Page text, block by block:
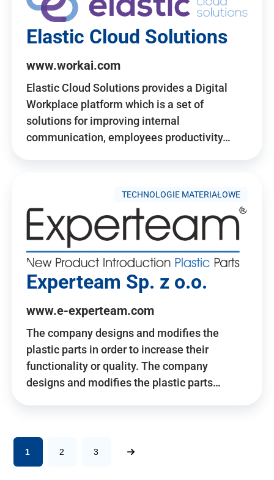
Elastic Cloud Solutions
www.workai.com
Elastic Cloud Solutions provides a Digital
Workplace platform which is a set of
solutions for improving internal
communication, employees productivity…
TECHNOLOGIE MATERIAŁOWE
Experteam Sp. z o.o.
www.e-experteam.com
The company designs and modifies the
plastic parts in order to increase their
functionality or quality. The company
designs and modifies the plastic parts…
1 2 3